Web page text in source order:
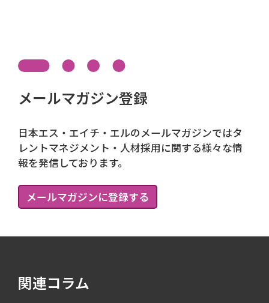
メールマガジン登録
日本エス・エイチ・エルのメールマガジンではタ
レントマネジメント・人材採用に関する様々な情
報を発信しております。
メールマガジンに登録する
関連コラム